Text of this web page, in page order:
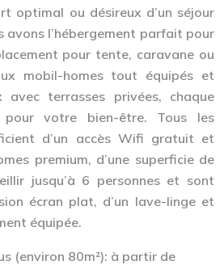
optimal ou désireux d’un séjour
avons l’hébergement parfait pour
pour tente, caravane ou
mobil-homes tout équipés et
avec terrasses privées, chaque
votre bien-être. Tous les
d’un accès Wifi gratuit et
premium, d’une superficie de
jusqu’à 6 personnes et sont
écran plat, d’un lave-linge et
équipée.
(environ 80m²): à partir de